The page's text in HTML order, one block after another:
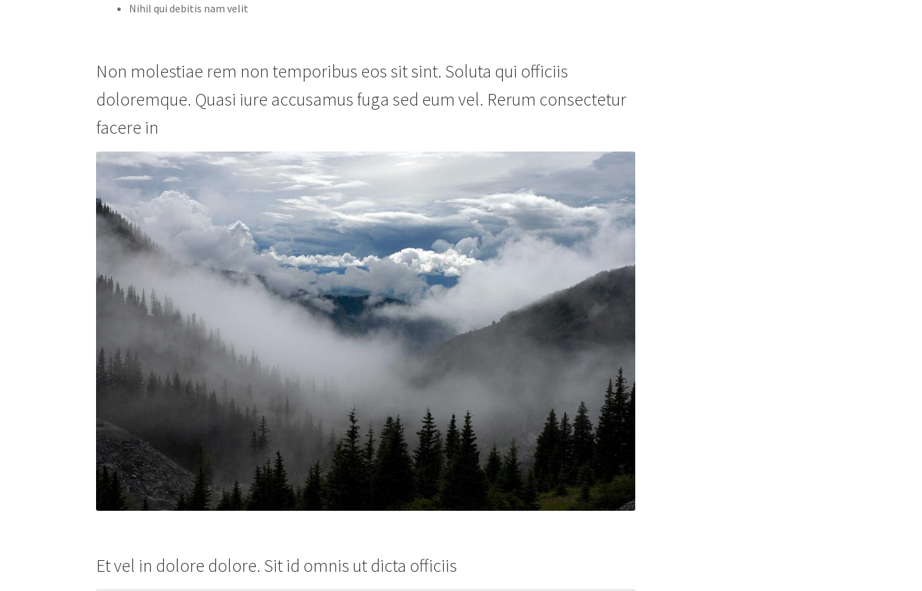
Nihil qui debitis nam velit
Non molestiae rem non temporibus eos sit sint. Soluta qui officiis
doloremque. Quasi iure accusamus fuga sed eum vel. Rerum consectetur
facere in
Et vel in dolore dolore. Sit id omnis ut dicta officiis